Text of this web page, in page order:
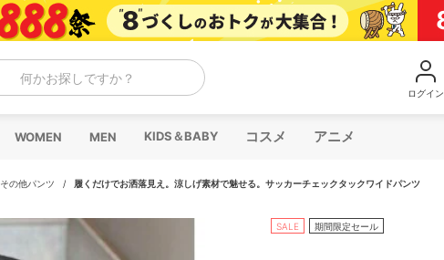
何かお探しですか？
ログイン
WOMEN MEN KIDS＆BABY コスメ アニメ
その他パンツ / 履くだけでお洒落見え。涼しげ素材で魅せる。サッカーチェックタックワイドパンツ
SALE 期間限定セール